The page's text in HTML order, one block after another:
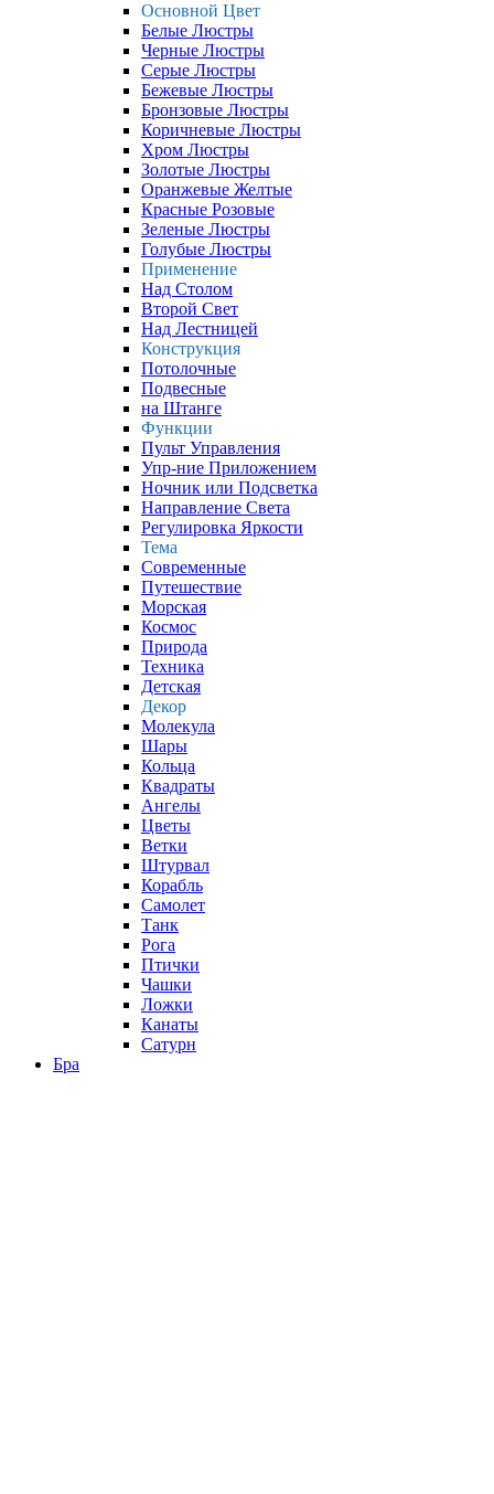
Основной Цвет
Белые Люстры
Черные Люстры
Серые Люстры
Бежевые Люстры
Бронзовые Люстры
Коричневые Люстры
Хром Люстры
Золотые Люстры
Оранжевые Желтые
Красные Розовые
Зеленые Люстры
Голубые Люстры
Применение
Над Столом
Второй Свет
Над Лестницей
Конструкция
Потолочные
Подвесные
на Штанге
Функции
Пульт Управления
Упр-ние Приложением
Ночник или Подсветка
Направление Света
Регулировка Яркости
Тема
Современные
Путешествие
Морская
Космос
Природа
Техника
Детская
Декор
Молекула
Шары
Кольца
Квадраты
Ангелы
Цветы
Ветки
Штурвал
Корабль
Самолет
Танк
Рога
Птички
Чашки
Ложки
Канаты
Сатурн
Бра